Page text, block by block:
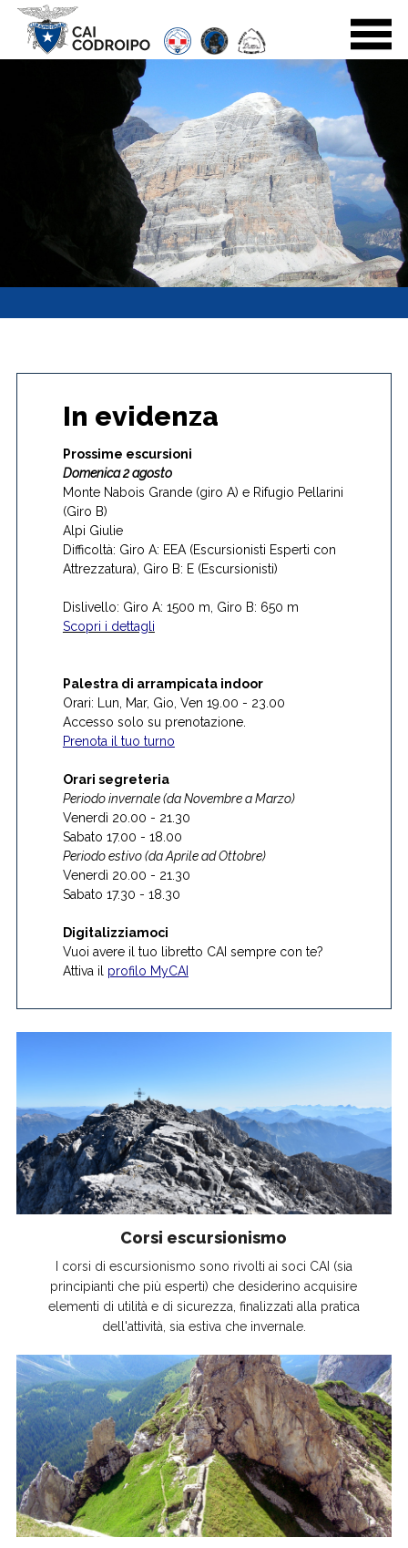
In evidenza
Prossime escursioni
Domenica 2 agosto
Monte Nabois Grande (giro A) e Rifugio Pellarini
(Giro B)
Alpi Giulie
Difficoltà: Giro A: EEA (Escursionisti Esperti con
Attrezzatura), Giro B: E (Escursionisti)
Dislivello: Giro A: 1500 m, Giro B: 650 m
Scopri i dettagli
Palestra di arrampicata indoor
Orari: Lun, Mar, Gio, Ven 19.00 - 23.00
Accesso solo su prenotazione.
Prenota il tuo turno
Orari segreteria
Periodo invernale (da Novembre a Marzo)
Venerdì 20.00 - 21.30
Sabato 17.00 - 18.00
Periodo estivo (da Aprile ad Ottobre)
Venerdì 20.00 - 21.30
Sabato 17.30 - 18.30
Digitalizziamoci
Vuoi avere il tuo libretto CAI sempre con te?
Attiva il profilo MyCAI
Corsi escursionismo
I corsi di escursionismo sono rivolti ai soci CAI (sia
principianti che più esperti) che desiderino acquisire
elementi di utilità e di sicurezza, finalizzati alla pratica
dell'attività, sia estiva che invernale.